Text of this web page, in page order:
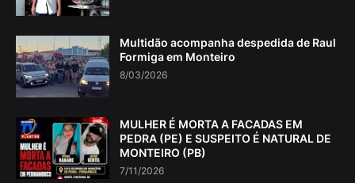
Multidão acompanha despedida de Raul
Formiga em Monteiro
8/03/2026
MULHER É MORTA A FACADAS EM
PEDRA (PE) E SUSPEITO É NATURAL DE
MONTEIRO (PB)
7/11/2026